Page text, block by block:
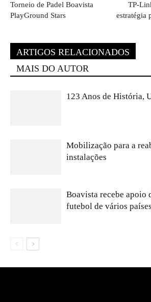
Torneio de Padel Boavista
PlayGround Stars
TP-
estratégia
ARTIGOS RELACIONADOS
MAIS DO AUTOR
123 Anos de História,
Mobilização para a
instalações
Boavista recebe apoio
futebol de vários países